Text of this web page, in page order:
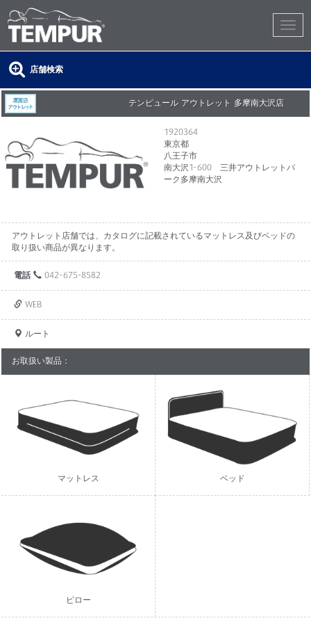
店舗検索
テンピュール アウトレット 多摩南大沢店
1920364
東京都
八王子市
南大沢1-600 三井アウトレットパ
ーク多摩南大沢
アウトレット店舗では、カタログに記載されているマットレス及びベッドの
取り扱い商品が異なります。
電話 042-675-8582
WEB
ルート
お取扱い製品：
マットレス ベッド
ピロー